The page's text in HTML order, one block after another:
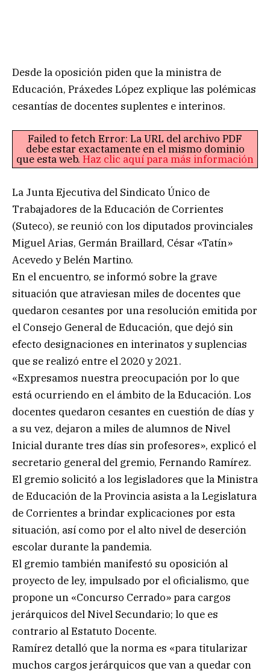
Desde la oposición piden que la ministra de
Educación, Práxedes López explique las polémicas
cesantías de docentes suplentes e interinos.
Failed to fetch Error: La URL del archivo PDF
debe estar exactamente en el mismo dominio
que esta web. Haz clic aquí para más información
La Junta Ejecutiva del Sindicato Único de
Trabajadores de la Educación de Corrientes
(Suteco), se reunió con los diputados provinciales
Miguel Arias, Germán Braillard, César «Tatín»
Acevedo y Belén Martino.
En el encuentro, se informó sobre la grave
situación que atraviesan miles de docentes que
quedaron cesantes por una resolución emitida por
el Consejo General de Educación, que dejó sin
efecto designaciones en interinatos y suplencias
que se realizó entre el 2020 y 2021.
«Expresamos nuestra preocupación por lo que
está ocurriendo en el ámbito de la Educación. Los
docentes quedaron cesantes en cuestión de días y
a su vez, dejaron a miles de alumnos de Nivel
Inicial durante tres días sin profesores», explicó el
secretario general del gremio, Fernando Ramírez.
El gremio solicitó a los legisladores que la Ministra
de Educación de la Provincia asista a la Legislatura
de Corrientes a brindar explicaciones por esta
situación, así como por el alto nivel de deserción
escolar durante la pandemia.
El gremio también manifestó su oposición al
proyecto de ley, impulsado por el oficialismo, que
propone un «Concurso Cerrado» para cargos
jerárquicos del Nivel Secundario; lo que es
contrario al Estatuto Docente.
Ramírez detalló que la norma es «para titularizar
muchos cargos jerárquicos que van a quedar con